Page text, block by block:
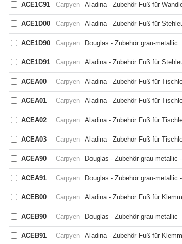
ACE1C91 Carpyen Aladina - Zubehör Fuß für
ACE1D00 Carpyen Aladina - Zubehör Fuß für
ACE1D90 Carpyen Douglas - Zubehör grau-metallic
ACE1D91 Carpyen Aladina - Zubehör Fuß für
ACEA00 Carpyen Aladina - Zubehör Fuß für
ACEA01 Carpyen Aladina - Zubehör Fuß für
ACEA02 Carpyen Aladina - Zubehör Fuß für
ACEA03 Carpyen Aladina - Zubehör Fuß für
ACEA90 Carpyen Douglas - Zubehör grau-metallic
ACEA91 Carpyen Douglas - Zubehör grau-metallic
ACEB00 Carpyen Aladina - Zubehör Fuß für
ACEB90 Carpyen Douglas - Zubehör grau-metallic
ACEB91 Carpyen Aladina - Zubehör Fuß für